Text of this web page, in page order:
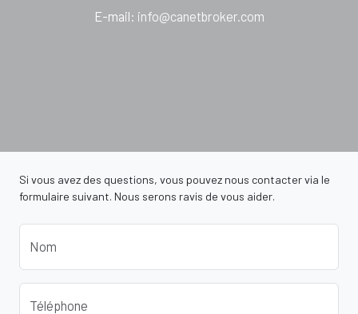
E-mail: info@canetbroker.com
Si vous avez des questions, vous pouvez nous contacter via le
formulaire suivant. Nous serons ravis de vous aider.
Nom
Téléphone